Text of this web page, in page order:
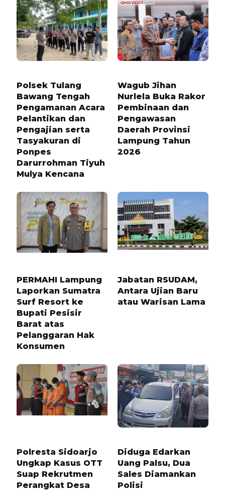
Polsek Tulang
Bawang Tengah
Pengamanan Acara
Pelantikan dan
Pengajian serta
Tasyakuran di
Ponpes
Darurrohman Tiyuh
Mulya Kencana
Wagub Jihan
Nurlela Buka Rakor
Pembinaan dan
Pengawasan
Daerah Provinsi
Lampung Tahun
2026
PERMAHI Lampung
Laporkan Sumatra
Surf Resort ke
Bupati Pesisir
Barat atas
Pelanggaran Hak
Konsumen
Jabatan RSUDAM,
Antara Ujian Baru
atau Warisan Lama
Polresta Sidoarjo
Ungkap Kasus OTT
Suap Rekrutmen
Perangkat Desa
Diduga Edarkan
Uang Palsu, Dua
Sales Diamankan
Polisi